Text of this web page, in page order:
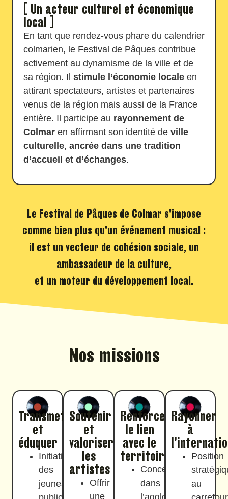
[ Un acteur culturel et économique
local ]
En tant que rendez-vous phare du calendrier
colmarien, le Festival de Pâques contribue
activement au dynamisme de la ville et de
sa région. Il stimule l’économie locale en
attirant spectateurs, artistes et partenaires
venus de la région mais aussi de la France
entière. Il participe au rayonnement de
Colmar en affirmant son identité de ville
culturelle, ancrée dans une tradition
d’accueil et d’échanges.
Le Festival de Pâques de Colmar s'impose
comme bien plus qu'un événement musical :
il est un vecteur de cohésion sociale, un
ambassadeur de la culture,
et un moteur du développement local.
Nos missions
Transmettre
et
éduquer
Initiation
des
jeunes
Soutenir
et
valoriser
les
artistes
Offrir
une
Renforcer
le lien
avec le
territoire
Concerts
dans
l’agglomération
Rayonner
à
Position
au